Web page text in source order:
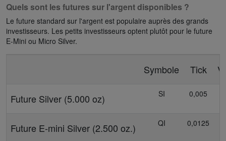
Quels sont les futures sur l'argent disponibles ?
Le future standard sur l'argent est populaire auprès des grands
investisseurs. Les petits investisseurs optent plutôt pour le future
E-Mini ou Micro Silver.
Symbole Tick
Future Silver (5.000 oz) SI 0,005
Future E-mini Silver (2.500 oz.) QI 0,0125